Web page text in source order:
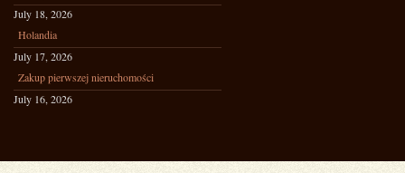
July 18, 2026
Holandia
July 17, 2026
Zakup pierwszej nieruchomości
July 16, 2026